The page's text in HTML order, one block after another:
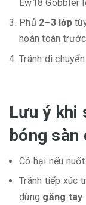
Ew18 Gobbler
Phủ 2–3 lớp
hoàn toàn
Tránh di
Lưu ý khi
bóng sàn
Có hại nếu
Tránh tiếp xúc
dùng găng tay